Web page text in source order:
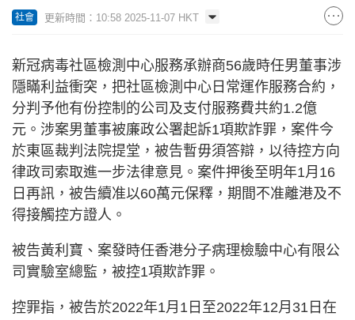
社會 更新時間：10:58 2025-11-07 HKT
新冠病毒社區檢測中心服務承辦商56歲時任男董事涉
隱瞞利益衝突，把社區檢測中心日常運作服務合約，
分判予他有份控制的公司及支付服務費共約1.2億
元。涉案男董事被廉政公署起訴1項欺詐罪，案件今
於東區裁判法院提堂，被告暫毋須答辯，以待控方向
律政司索取進一步法律意見。案件押後至明年1月16
日再訊，被告續准以60萬元保釋，期間不准離港及不
得接觸控方證人。
被告黃利寶、案發時任香港分子病理檢驗中心有限公
司實驗室總監，被控1項欺詐罪。
控罪指，被告於2022年1月1日至2022年12月31日在